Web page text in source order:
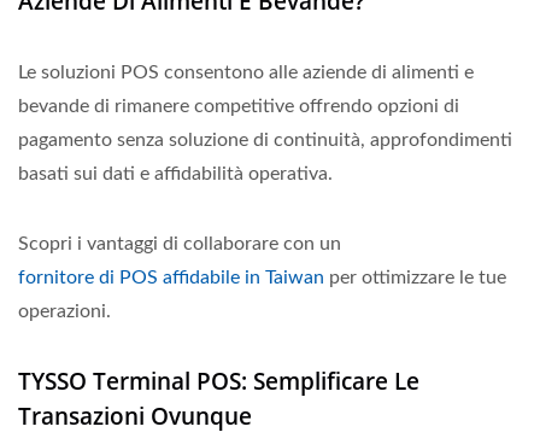
Le soluzioni POS consentono alle aziende di alimenti e
bevande di rimanere competitive offrendo opzioni di
pagamento senza soluzione di continuità, approfondimenti
basati sui dati e affidabilità operativa.
Scopri i vantaggi di collaborare con un
fornitore di POS affidabile in Taiwan per ottimizzare le tue
operazioni.
TYSSO Terminal POS: Semplificare Le
Transazioni Ovunque